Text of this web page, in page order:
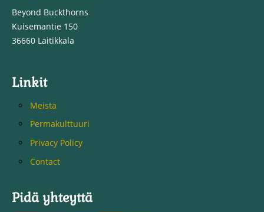
Beyond Buckthorns
Kuisemantie 150
36660 Laitikkala
Linkit
Meistä
Permakulttuuri
Privacy Policy
Contact
Pidä yhteyttä